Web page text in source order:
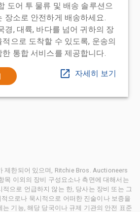
도어 투 물류 및 배송 솔루션으
장소로 안전하게 배송하세요.
경, 대륙, 바다를 넘어 귀하의 장
으로 도착할 수 있도록, 운송의
통합 서비스를 제공합니다.
자세히 보기
제한되어 있으며, Ritchie Bros. Auctioneers
목 이외의 장비 구성요소나 측면에 대해서는
으로 언급하지 않는 한, 당사는 장비 또는 그
으로나 묵시적으로 어떠한 진술이나 보증을
기능, 해당 당국이나 규제 기관의 안전 표준